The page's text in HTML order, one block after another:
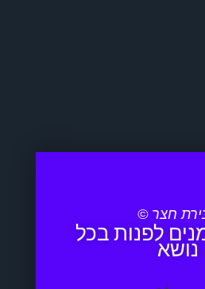
חצר ©
לפנות בכל
נושא